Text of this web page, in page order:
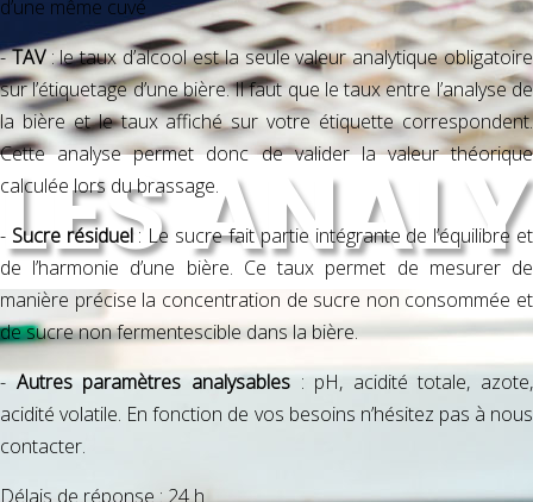
LES
d’une même cuvé
-TAV: le taux d’alcool est la seule valeur analytique obligatoire
sur l’étiquetage d’une bière. Il faut que le taux entre l’analyse de
la bière et le taux affiché sur votre étiquette correspondent.
Cette analyse permet donc de valider la valeur théorique
calculée lors du brassage.
- Sucre résiduel: Le sucre fait partie intégrante de l’équilibre et
de l’harmonie d’une bière. Ce taux permet de mesurer de
manière précise la concentration de sucre non consommée et
de sucre non fermentescible dans la bière.
- Autres paramètres analysables : pH, acidité totale, azote,
acidité volatile. En fonction de vos besoins n’hésitez pas à nous
contacter.
Délais de réponse : 24 h